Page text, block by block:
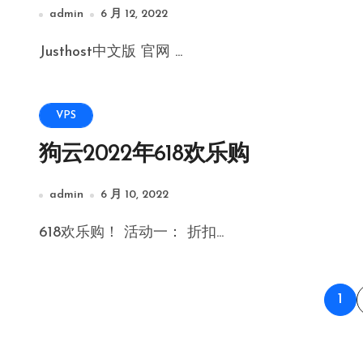
admin 6 月 12, 2022
Justhost中文版 官网 ...
VPS
狗云2022年618欢乐购
admin 6 月 10, 2022
618欢乐购！ 活动一： 折扣...
文1